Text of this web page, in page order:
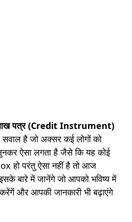
पत्र (Credit Instrument)
है जो अक्सर कई लोगों को
ऐसा लगता है जैसे कि यह कोई
हो परंतु ऐसा नहीं है तो आज
बारे में जानेंगे जो आपको भविष्य में
और आपकी जानकारी भी बढ़ाएंगे